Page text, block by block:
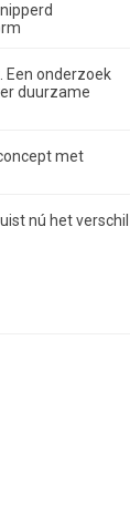
Een onderzoek
duurzame
met
nú het verschil